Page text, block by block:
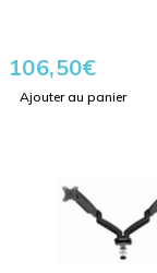
106,50€
Ajouter au panier